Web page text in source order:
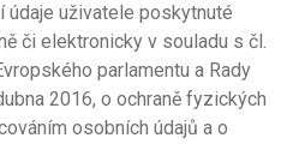
údaje uživatele poskytnuté
či elektronicky v souladu s čl.
parlamentu a Rady
2016, o ochraně fyzických
osobních údajů a o